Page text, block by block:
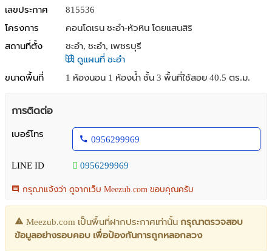
เลขประกาศ
815536
โครงการ
คอนโดเรน ชะอำ-หัวหิน โดยแสนสิริ
สถานที่ตั้ง
ชะอำ, ชะอำ, เพชรบุรี
ดูแผนที่ ชะอำ
ขนาดพื้นที่
1 ห้องนอน 1 ห้องน้ำ ชั้น 3 พื้นที่ใช้สอย 40.5 ตร.ม.
การติดต่อ
เบอร์โทร
0956299969
LINE ID 0956299969
กรุณาแจ้งว่า ดูจากเว็บ Meezub.com ขอบคุณครับ
Meezub.com เป็นพื้นที่ฝากประกาศเท่านั้น กรุณาตรวจสอบ
ข้อมูลอย่างรอบคอบ เพื่อป้องกันการถูกหลอกลวง